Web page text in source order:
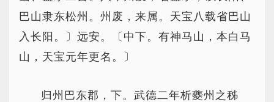
巴山隶东松州。州废，来属。天宝八载省巴山
入长阳。〕远安。〔中下。有神马山，本白马
山，天宝元年更名。〕
归州巴东郡，下。武德二年析夔州之秭